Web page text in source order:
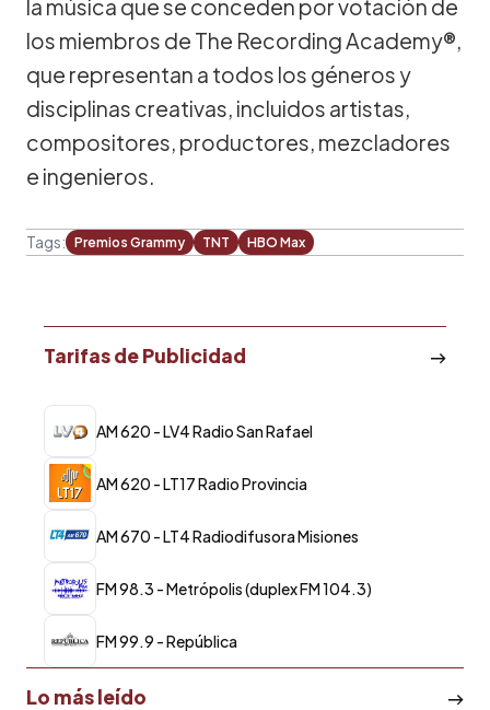
la música que se conceden por votación de
los miembros de The Recording Academy®,
que representan a todos los géneros y
disciplinas creativas, incluidos artistas,
compositores, productores, mezcladores
e ingenieros.
Tags: Premios Grammy TNT HBO Max
Tarifas de Publicidad
AM 620 - LV4 Radio San Rafael
AM 620 - LT17 Radio Provincia
AM 670 - LT4 Radiodifusora Misiones
FM 98.3 - Metrópolis (duplex FM 104.3)
FM 99.9 - República
Lo más leído